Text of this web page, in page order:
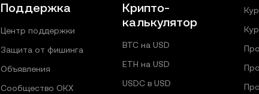
Поддержка
Центр поддержки
Защита от фишинга
Объявления
Сообщество ОКХ
Крипто-
калькулятор
BTC на USD
ETH на USD
USDC в USD